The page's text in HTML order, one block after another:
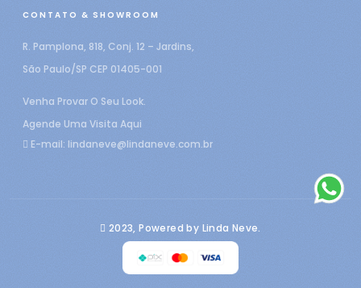
CONTATO & SHOWROOM
R. Pamplona, 818, Conj. 12 – Jardins,
São Paulo/SP CEP 01405-001
Venha Provar O Seu Look.
Agende Uma Visita Aqui
E-mail: lindaneve@lindaneve.com.br
2023, Powered by Linda Neve.